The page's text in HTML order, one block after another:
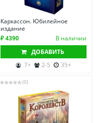
Каркассон. Юбилейное
издание
₽ 4390
В наличии
ДОБАВИТЬ
7+
2-5 35+
(0)